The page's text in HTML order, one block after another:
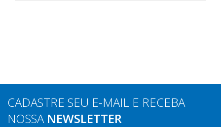
CADASTRE SEU E-MAIL E RECEBA
NOSSA NEWSLETTER